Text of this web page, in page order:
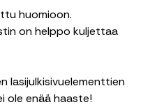
huomioon.
on helppo kuljettaa
lasijulkisivuelementtien
ole enää haaste!